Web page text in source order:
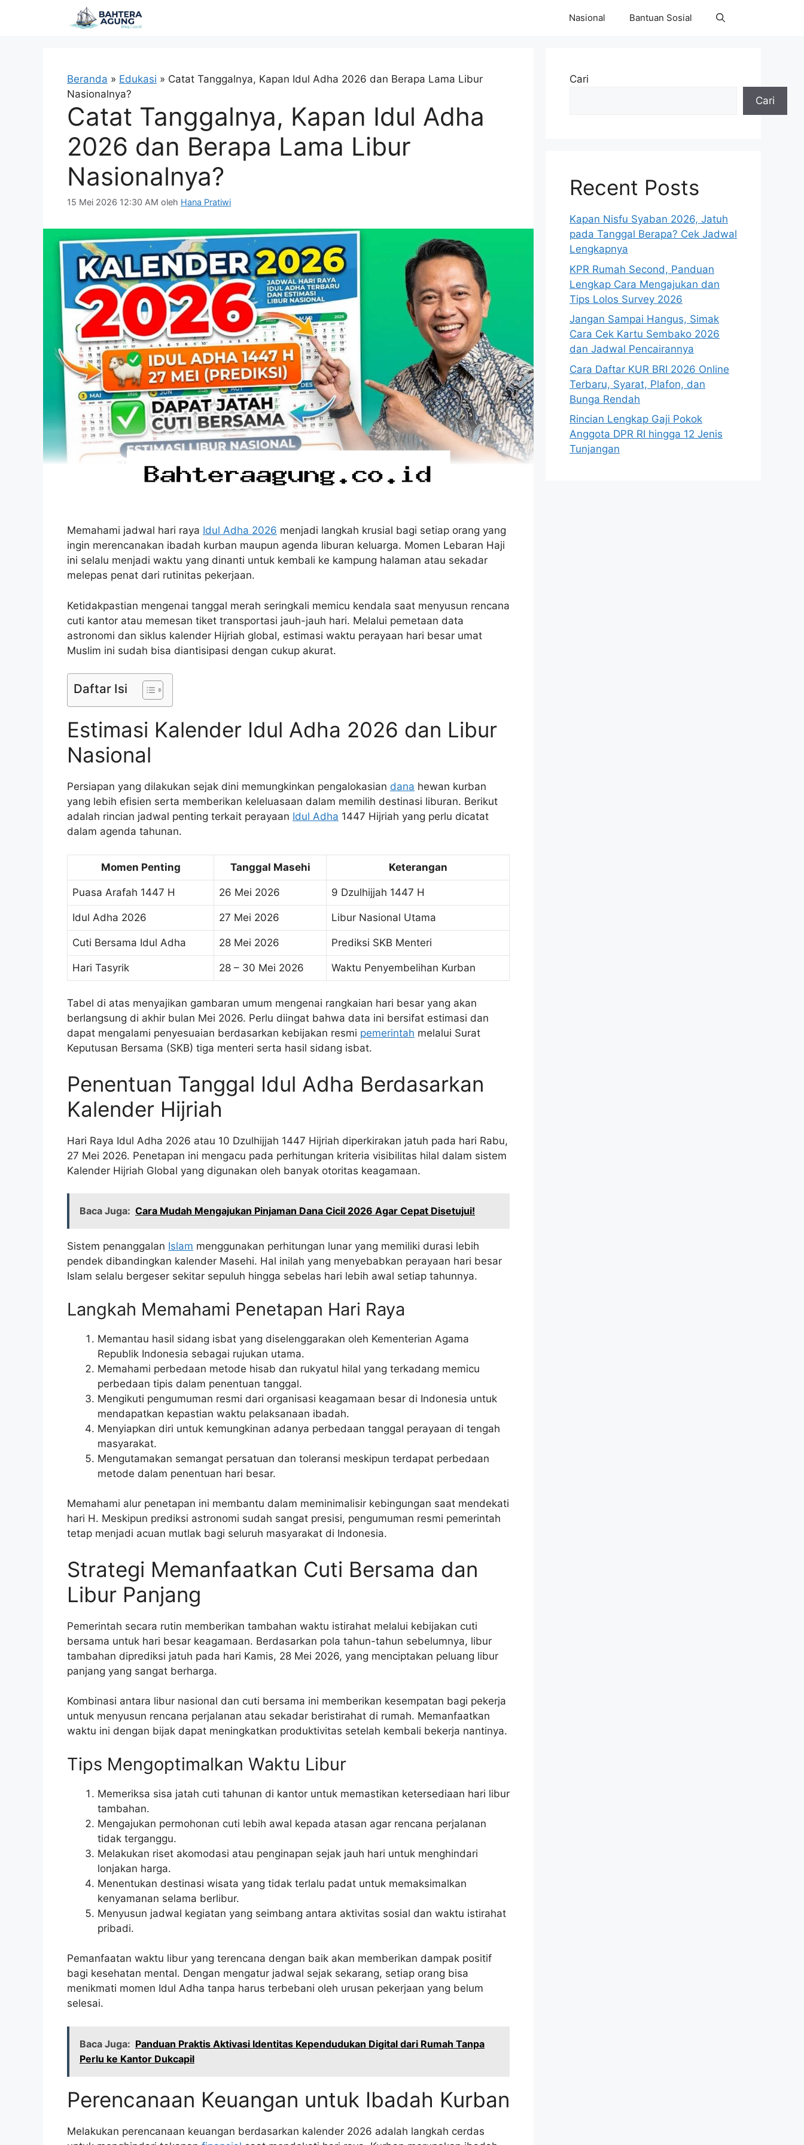
Nasional Bantuan Sosial
Beranda » Edukasi » Catat Tanggalnya, Kapan Idul Adha 2026 dan Berapa Lama Libur
Nasionalnya?
Catat Tanggalnya, Kapan Idul Adha
2026 dan Berapa Lama Libur
Nasionalnya?
15 Mei 2026 12:30 AM oleh Hana Pratiwi
Memahami jadwal hari raya Idul Adha 2026 menjadi langkah krusial bagi setiap orang yang
ingin merencanakan ibadah kurban maupun agenda liburan keluarga. Momen Lebaran Haji
ini selalu menjadi waktu yang dinanti untuk kembali ke kampung halaman atau sekadar
melepas penat dari rutinitas pekerjaan.
Ketidakpastian mengenai tanggal merah seringkali memicu kendala saat menyusun rencana
cuti kantor atau memesan tiket transportasi jauh-jauh hari. Melalui pemetaan data
astronomi dan siklus kalender Hijriah global, estimasi waktu perayaan hari besar umat
Muslim ini sudah bisa diantisipasi dengan cukup akurat.
Daftar Isi
Estimasi Kalender Idul Adha 2026 dan Libur
Nasional
Persiapan yang dilakukan sejak dini memungkinkan pengalokasian dana hewan kurban
yang lebih efisien serta memberikan keleluasaan dalam memilih destinasi liburan. Berikut
adalah rincian jadwal penting terkait perayaan Idul Adha 1447 Hijriah yang perlu dicatat
dalam agenda tahunan.
Momen Penting Tanggal Masehi Keterangan
Puasa Arafah 1447 H 26 Mei 2026 9 Dzulhijjah 1447 H
Idul Adha 2026 27 Mei 2026 Libur Nasional Utama
Cuti Bersama Idul Adha 28 Mei 2026 Prediksi SKB Menteri
Hari Tasyrik 28 – 30 Mei 2026 Waktu Penyembelihan Kurban
Tabel di atas menyajikan gambaran umum mengenai rangkaian hari besar yang akan
berlangsung di akhir bulan Mei 2026. Perlu diingat bahwa data ini bersifat estimasi dan
dapat mengalami penyesuaian berdasarkan kebijakan resmi pemerintah melalui Surat
Keputusan Bersama (SKB) tiga menteri serta hasil sidang isbat.
Penentuan Tanggal Idul Adha Berdasarkan
Kalender Hijriah
Hari Raya Idul Adha 2026 atau 10 Dzulhijjah 1447 Hijriah diperkirakan jatuh pada hari Rabu,
27 Mei 2026. Penetapan ini mengacu pada perhitungan kriteria visibilitas hilal dalam sistem
Kalender Hijriah Global yang digunakan oleh banyak otoritas keagamaan.
Baca Juga: Cara Mudah Mengajukan Pinjaman Dana Cicil 2026 Agar Cepat Disetujui!
Sistem penanggalan Islam menggunakan perhitungan lunar yang memiliki durasi lebih
pendek dibandingkan kalender Masehi. Hal inilah yang menyebabkan perayaan hari besar
Islam selalu bergeser sekitar sepuluh hingga sebelas hari lebih awal setiap tahunnya.
Langkah Memahami Penetapan Hari Raya
Memantau hasil sidang isbat yang diselenggarakan oleh Kementerian Agama
Republik Indonesia sebagai rujukan utama.
Memahami perbedaan metode hisab dan rukyatul hilal yang terkadang memicu
perbedaan tipis dalam penentuan tanggal.
Mengikuti pengumuman resmi dari organisasi keagamaan besar di Indonesia untuk
mendapatkan kepastian waktu pelaksanaan ibadah.
Menyiapkan diri untuk kemungkinan adanya perbedaan tanggal perayaan di tengah
masyarakat.
Mengutamakan semangat persatuan dan toleransi meskipun terdapat perbedaan
metode dalam penentuan hari besar.
Memahami alur penetapan ini membantu dalam meminimalisir kebingungan saat mendekati
hari H. Meskipun prediksi astronomi sudah sangat presisi, pengumuman resmi pemerintah
tetap menjadi acuan mutlak bagi seluruh masyarakat di Indonesia.
Strategi Memanfaatkan Cuti Bersama dan
Libur Panjang
Pemerintah secara rutin memberikan tambahan waktu istirahat melalui kebijakan cuti
bersama untuk hari besar keagamaan. Berdasarkan pola tahun-tahun sebelumnya, libur
tambahan diprediksi jatuh pada hari Kamis, 28 Mei 2026, yang menciptakan peluang libur
panjang yang sangat berharga.
Kombinasi antara libur nasional dan cuti bersama ini memberikan kesempatan bagi pekerja
untuk menyusun rencana perjalanan atau sekadar beristirahat di rumah. Memanfaatkan
waktu ini dengan bijak dapat meningkatkan produktivitas setelah kembali bekerja nantinya.
Tips Mengoptimalkan Waktu Libur
Memeriksa sisa jatah cuti tahunan di kantor untuk memastikan ketersediaan hari libur
tambahan.
Mengajukan permohonan cuti lebih awal kepada atasan agar rencana perjalanan
tidak terganggu.
Melakukan riset akomodasi atau penginapan sejak jauh hari untuk menghindari
lonjakan harga.
Menentukan destinasi wisata yang tidak terlalu padat untuk memaksimalkan
kenyamanan selama berlibur.
Menyusun jadwal kegiatan yang seimbang antara aktivitas sosial dan waktu istirahat
pribadi.
Pemanfaatan waktu libur yang terencana dengan baik akan memberikan dampak positif
bagi kesehatan mental. Dengan mengatur jadwal sejak sekarang, setiap orang bisa
menikmati momen Idul Adha tanpa harus terbebani oleh urusan pekerjaan yang belum
selesai.
Baca Juga: Panduan Praktis Aktivasi Identitas Kependudukan Digital dari Rumah Tanpa
Perlu ke Kantor Dukcapil
Perencanaan Keuangan untuk Ibadah Kurban
Melakukan perencanaan keuangan berdasarkan kalender 2026 adalah langkah cerdas
Cari
Cari
Recent Posts
Kapan Nisfu Syaban 2026, Jatuh
pada Tanggal Berapa? Cek Jadwal
Lengkapnya
KPR Rumah Second, Panduan
Lengkap Cara Mengajukan dan
Tips Lolos Survey 2026
Jangan Sampai Hangus, Simak
Cara Cek Kartu Sembako 2026
dan Jadwal Pencairannya
Cara Daftar KUR BRI 2026 Online
Terbaru, Syarat, Plafon, dan
Bunga Rendah
Rincian Lengkap Gaji Pokok
Anggota DPR RI hingga 12 Jenis
Tunjangan